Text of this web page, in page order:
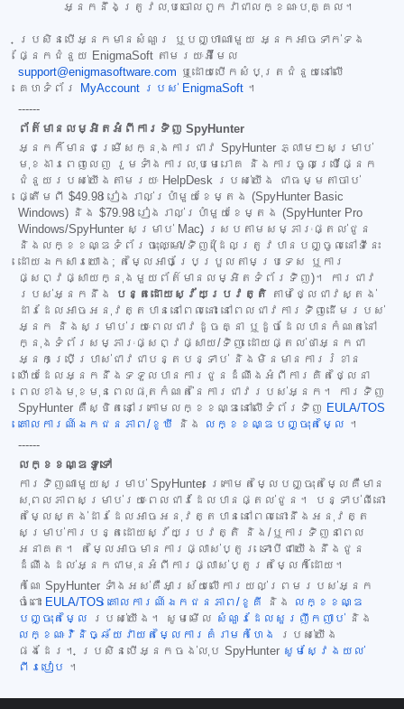
អ្នកនឹងត្រូវលុបចោលពួកវាជាលក្ខណៈបុគ្គល។
ប្រសិនបើអ្នកមានសំណួរ ឬបញ្ហាណាមួយ អ្នកអាចទាក់ទង
ផ្នែកជំនួយ EnigmaSoft តាមរយៈអ៊ីមែល
support@enigmasoftware.com ឬដោយបើកសំបុត្រជំនួយនៅលើ
គេហទំព័រ
MyAccount របស់ EnigmaSoft ។
------
ព័ត៌មានលម្អិតអំពីការទិញ SpyHunter
អ្នកក៏មានជម្រើសក្នុងការជាវ SpyHunter ភ្លាមៗសម្រាប់
មុខងារពេញលេញ រួមទាំងការលុបមេរោគ និងការចូលប្រើផ្នែក
ជំនួយរបស់យើងតាមរយៈ HelpDesk របស់យើង ជាធម្មតាចាប់
ផ្តើមពី $49.98 រៀងរាល់ប្រាំមួយខែម្តង (SpyHunter Basic
Windows) និង $79.98 រៀងរាល់ប្រាំមួយខែម្តង (SpyHunter Pro
Windows/SpyHunter សម្រាប់ Mac) ស្របតាមសម្ភារៈផ្តល់ជូន
និងលក្ខខណ្ឌទំព័រចុះឈ្មោះ/ទិញ (ដែលត្រូវបានបញ្ចូលនៅទីនេះ
ដោយឯកសារយោង; តម្លៃអាចប្រែប្រួលតាមប្រទេស ឬការ
ផ្សព្វផ្សាយក្នុងមួយព័ត៌មានលម្អិតទំព័រទិញ)។ ការជាវ
របស់អ្នកនឹង
បន្តដោយស្វ័យប្រវត្តិ តាមថ្លៃជាវស្តង់
ដារដែលអាចអនុវត្តបាននៅពេលនោះ នៅពេលជាវការទិញដើមរបស់
អ្នក និងសម្រាប់រយៈពេលជាវដូចគ្នា ឬដូចដែលបានកំណត់នៅ
ក្នុងទំព័រសម្ភារៈផ្សព្វផ្សាយ/ទិញ ដោយផ្តល់ថាអ្នកជា
អ្នកប្រើប្រាស់ជាវជាបន្តបន្ទាប់ និងមិនមានការរំខាន
ហើយដែលអ្នកនឹងទទួលបានការជូនដំណឹងអំពីការគិតថ្លៃនា
ពេលខាងមុខមុនពេលផុតកំណត់នៃការជាវរបស់អ្នក។ ការទិញ
SpyHunter គឺស្ថិតនៅក្រោមលក្ខខណ្ឌនៅលើទំព័រទិញ EULA/TOS
គោលការណ៍ឯកជនភាព/ខូឃី
និង លក្ខខណ្ឌបញ្ចុះតម្លៃ ។
------
លក្ខខណ្ឌទូទៅ
ការទិញណាមួយសម្រាប់ SpyHunter ក្រោមតម្លៃបញ្ចុះតម្លៃគឺមាន
សុពលភាពសម្រាប់រយៈពេលជាវដែលបានផ្តល់ជូន។ បន្ទាប់ពីនោះ
តម្លៃស្តង់ដារដែលអាចអនុវត្តបាននៅពេលនោះនឹងអនុវត្ត
សម្រាប់ការបន្តដោយស្វ័យប្រវត្តិ និង/ឬការទិញនាពេល
អនាគត។ តម្លៃអាចមានការផ្លាស់ប្តូរ ទោះបីជាយើងនឹងជូន
ដំណឹងដល់អ្នកជាមុនអំពីការផ្លាស់ប្តូរតម្លៃក៏ដោយ។
កំណែ SpyHunter ទាំងអស់គឺអាស្រ័យលើការយល់ព្រមរបស់អ្នក
ចំពោះ EULA/TOS គោលការណ៍ឯកជនភាព/ខូគី និង
លក្ខខណ្ឌ
បញ្ចុះតម្លៃ
របស់យើង។ សូមមើល សំណួរដែលសួរញឹកញាប់ និង
លក្ខណៈវិនិច្ឆ័យវាយតម្លៃការគំរាមកំហែង
របស់យើង
ផងដែរ។ ប្រសិនបើអ្នកចង់លុប SpyHunter សូមស្វែងយល់
ពីរបៀប ។